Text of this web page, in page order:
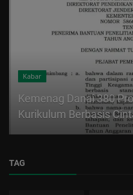
Kabar
Kemenag Danai 380
Kurikulum Berbasis
TAG